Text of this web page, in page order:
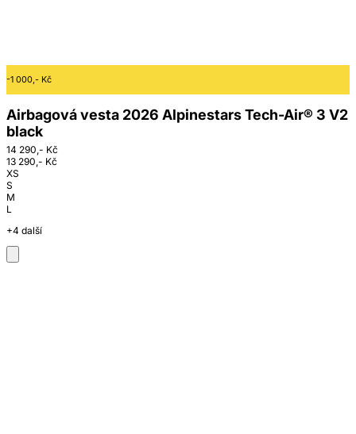
-1 000,- Kč
Airbagová vesta 2026 Alpinestars Tech-Air® 3 V2
black
14 290,- Kč
13 290,- Kč
XS
S
M
L
+4 další